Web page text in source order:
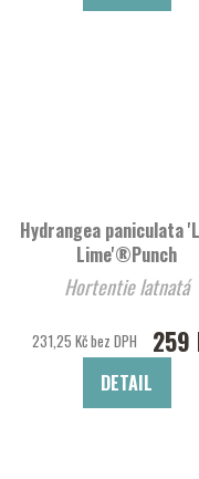
Hydrangea paniculata
Lime'®Punch
Hortentie latnatá
231,25 Kč bez DPH 259
DETAIL